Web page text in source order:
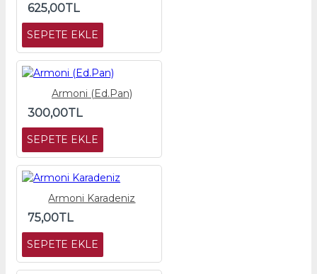
625,00TL
SEPETE EKLE
Armoni (Ed.Pan)
300,00TL
SEPETE EKLE
Armoni Karadeniz
75,00TL
SEPETE EKLE